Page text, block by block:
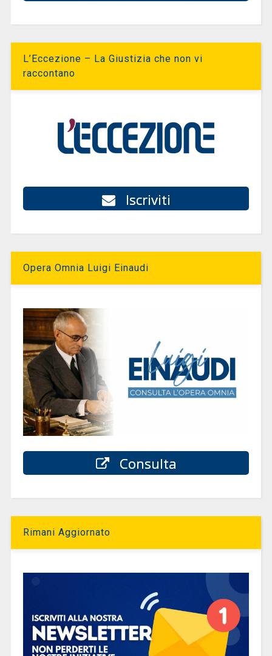
L’Eccezione – La Giustizia che non vi
raccontano
Iscriviti
Opera Omnia Luigi Einaudi
Consulta
Rimani Aggiornato